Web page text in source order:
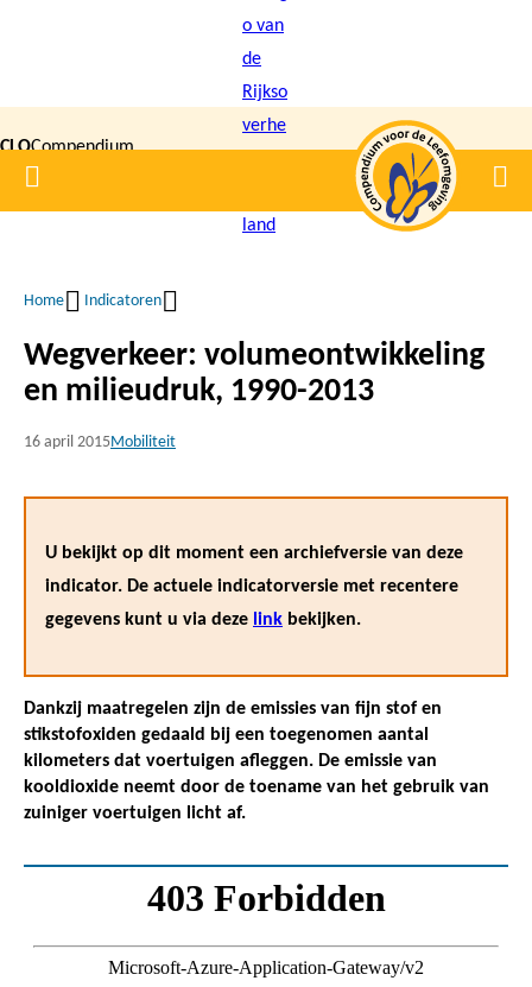
inhoud
gaan
CLOCompendium
voor de
Home
Kruimelpad
Home Indicatoren
Wegverkeer: volumeontwikkeling
en milieudruk, 1990-2013
16 april 2015Mobiliteit
U bekijkt op dit moment een archiefversie van deze
indicator. De actuele indicatorversie met recentere
gegevens kunt u via deze link bekijken.
Dankzij maatregelen zijn de emissies van fijn stof en
stikstofoxiden gedaald bij een toegenomen aantal
kilometers dat voertuigen afleggen. De emissie van
kooldioxide neemt door de toename van het gebruik van
zuiniger voertuigen licht af.